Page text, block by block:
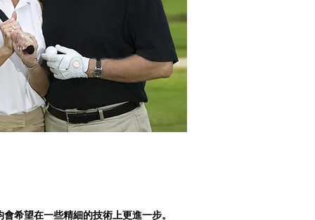
希望在一些精細的技術上更進一步。